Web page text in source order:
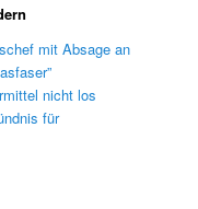
mit Absage an
nicht los
für